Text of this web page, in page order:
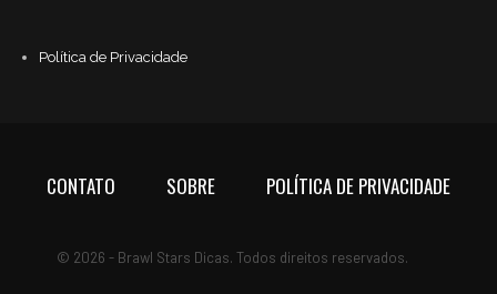
Política de Privacidade
CONTATO SOBRE POLÍTICA DE PRIVACIDADE
© 2026 - Brawl Stars Dicas. Todos direitos reservados.